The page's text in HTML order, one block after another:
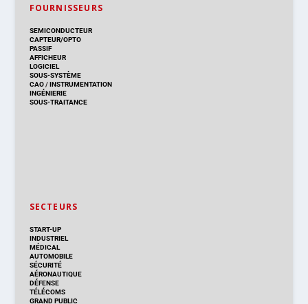
FOURNISSEURS
SEMICONDUCTEUR
CAPTEUR/OPTO
PASSIF
AFFICHEUR
LOGICIEL
SOUS-SYSTÈME
CAO/INSTRUMENTATION
INGÉNIERIE
SOUS-TRAITANCE
SECTEURS
START-UP
INDUSTRIEL
MÉDICAL
AUTOMOBILE
SÉCURITÉ
AÉRONAUTIQUE
DÉFENSE
TÉLÉCOMS
GRAND PUBLIC